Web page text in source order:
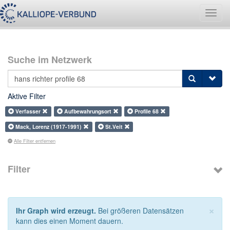
Suche im Netzwerk
Aktive Filter
Verfasser Aufbewahrungsort
Profile 68
Mack, Lorenz (1917-1991)
St.Veit
Alle Filter entfernen
Filter
×
Ihr Graph wird erzeugt. Bei größeren Datensätzen
kann dies einen Moment dauern.